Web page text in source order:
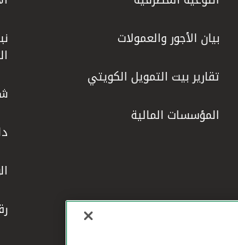
بيان الأجور والعمولات
تقارير بيت التمويل الكويتي
المؤسسات المالية